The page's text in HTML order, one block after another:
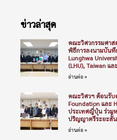
ข่าวล่าสุด
คณะวิศวกรรมศาส
พิธีการลงนามบันทึ
Lunghwa
(LHU), Taiwan แ
อ่านต่อ »
คณะวิศวฯ ต้อนรับ
Foundation และ
ประเทศญี่ปุ่น ร่วม
ปริญญาตรีระยะสั้น
อ่านต่อ »